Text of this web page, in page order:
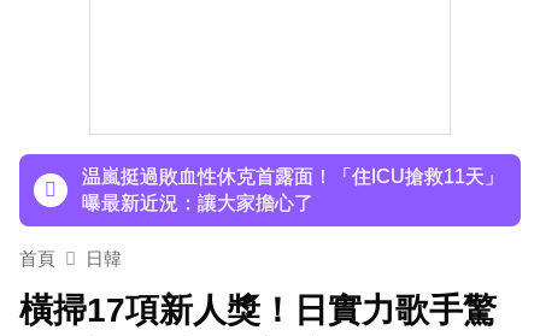
父親節憶亡父淚崩
温嵐挺過敗血性休克首露面！「住ICU搶救11天」
曝最新近況：讓大家擔心了
下載東森App，隨時掌握天下大小事！
許富凱暴瘦7公斤登台！「臉明顯凹陷」嚇壞媽媽
首頁 日韓
橫掃17項新人獎！日實力歌手驚